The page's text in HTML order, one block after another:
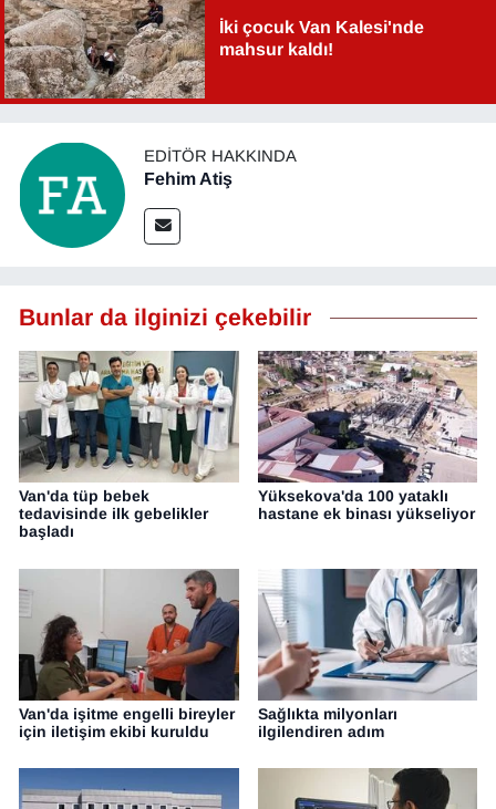
İki çocuk Van Kalesi'nde
mahsur kaldı!
EDITÖR HAKKINDA
Fehim Atiş
Bunlar da ilginizi çekebilir
Van'da tüp bebek
tedavisinde ilk gebelikler
başladı
Yüksekova'da 100 yataklı
hastane ek binası yükseliyor
Van'da işitme engelli bireyler
için iletişim ekibi kuruldu
Sağlıkta milyonları
ilgilendiren adım